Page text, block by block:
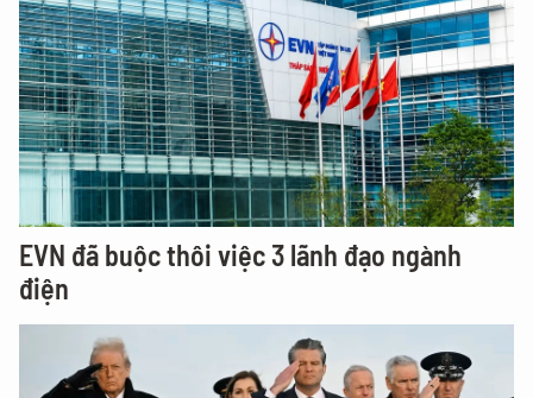
EVN đã buộc thôi việc 3 lãnh đạo ngành
điện